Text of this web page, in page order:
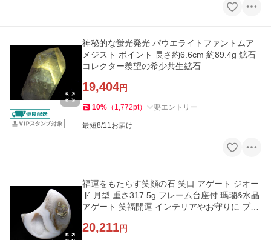
神秘的な蛍光発光 パウエライトファントムア
メジスト ポイント 長さ約6.6cm 約89.4g 鉱石
コレクター羨望の希少共生鉱石
19,404円
10% （ 1,772pt） 要エントリー
最短8/11お届け
福運をもたらす笑顔の石 笑口 アゲート ジオー
ド 月型 重さ317.5g フレーム台座付 瑪瑙&水晶
アゲート 笑福開運 インテリアやお守りに ブラ
20,211円